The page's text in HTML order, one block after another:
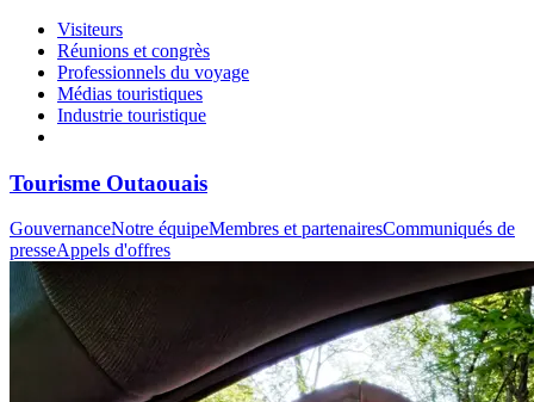
Visiteurs
Réunions et congrès
Professionnels du voyage
Médias touristiques
Industrie touristique
Tourisme Outaouais
GouvernanceNotre équipeMembres et partenairesCommuniqués de
presseAppels d'offres